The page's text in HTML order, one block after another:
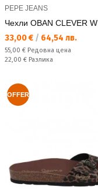
PEPE JEANS
Чехли OBAN CLEVER W
Текуща цена:
33,00 € / 64,54 лв.
Редовна цена:
55,00 € Редовна цена
Спестявате:
22,00 € Разлика
OFFER